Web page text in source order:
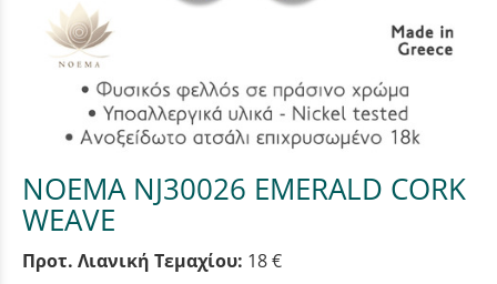
NOEMA NJ30026 EMERALD CORK
WEAVE
Προτ. Λιανική Τεμαχίου: 18 €